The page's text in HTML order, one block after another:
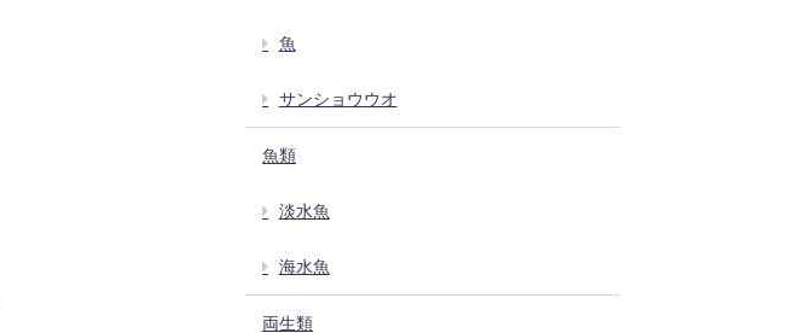
魚
サンショウウオ
魚類
淡水魚
海水魚
両生類